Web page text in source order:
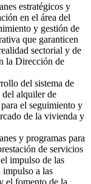
estratégicos y
en el área del
y gestión de
que garanticen
sectorial y de
la Dirección de
del sistema de
del alquiler de
el seguimiento y
de la vivienda y
y programas para
de servicios
impulso de las
impulso a las
el fomento de la